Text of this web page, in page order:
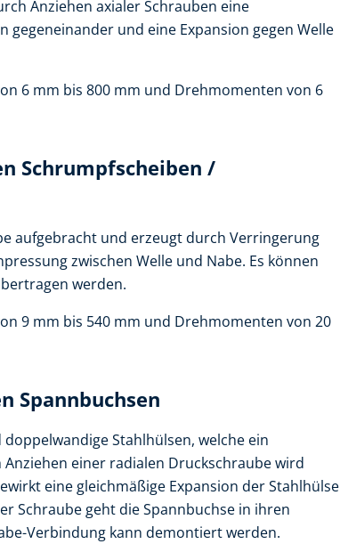
Anziehen axialer Schrauben eine
gegeneinander und eine Expansion gegen Welle
6 mm bis 800 mm und Drehmomenten von 6
Schrumpfscheiben /
aufgebracht und erzeugt durch Verringerung
zwischen Welle und Nabe. Es können
werden.
9 mm bis 540 mm und Drehmomenten von 20
Spannbuchsen
Stahlhülsen, welche ein
einer radialen Druckschraube wird
eine gleichmäßige Expansion der Stahlhülse
Schraube geht die Spannbuchse in ihren
Verbindung kann demontiert werden.